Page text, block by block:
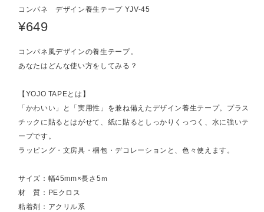
コンパネ デザイン養生テープ YJV-45
¥649
コンパネ風デザインの養生テープ。
あなたはどんな使い方をしてみる？
【YOJO TAPEとは】
「かわいい」と「実用性」を兼ね備えたデザイン養生テープ。プラス
チックに貼るとはがせて、紙に貼るとしっかりくっつく、水に強いテ
ープです。
ラッピング・文房具・梱包・デコレーションと、色々使えます。
サイズ：幅45mm×長さ5ｍ
材 質：PEクロス
粘着剤：アクリル系